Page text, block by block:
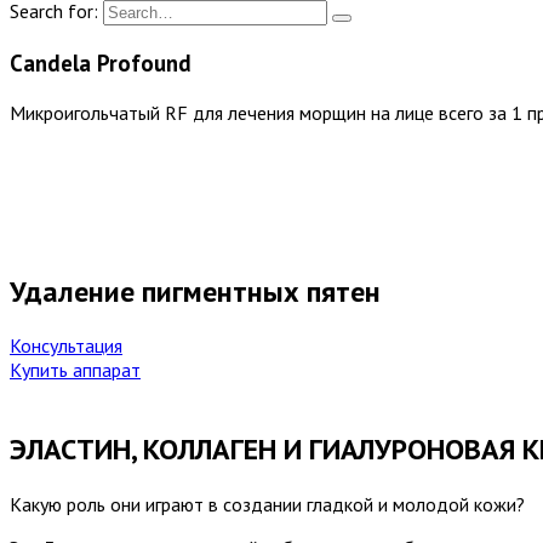
Search for:
Candela Profound
Микроигольчатый RF для лечения морщин на лице всего за 1
Удаление пигментных пятен
Консультация
Купить аппарат
ЭЛАСТИН, КОЛЛАГЕН И ГИАЛУРОНОВАЯ
Какую роль они играют в создании гладкой и молодой кожи?